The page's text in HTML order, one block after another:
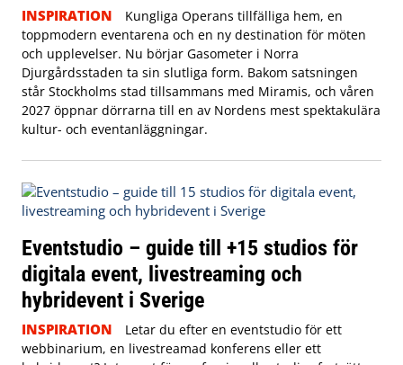
INSPIRATION
Kungliga Operans tillfälliga hem, en
toppmodern eventarena och en ny destination för möten
och upplevelser. Nu börjar Gasometer i Norra
Djurgårdsstaden ta sin slutliga form. Bakom satsningen
står Stockholms stad tillsammans med Miramis, och våren
2027 öppnar dörrarna till en av Nordens mest spektakulära
kultur- och eventanläggningar.
Eventstudio – guide till +15 studios för
digitala event, livestreaming och
hybridevent i Sverige
INSPIRATION
Letar du efter en eventstudio för ett
webbinarium, en livestreamad konferens eller ett